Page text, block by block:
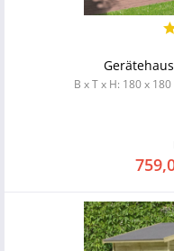
B x T x H: 180 x